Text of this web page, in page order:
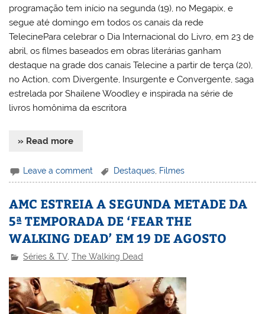
programação tem início na segunda (19), no Megapix, e
segue até domingo em todos os canais da rede
TelecinePara celebrar o Dia Internacional do Livro, em 23 de
abril, os filmes baseados em obras literárias ganham
destaque na grade dos canais Telecine a partir de terça (20),
no Action, com Divergente, Insurgente e Convergente, saga
estrelada por Shailene Woodley e inspirada na série de
livros homônima da escritora
» Read more
Leave a comment Destaques Filmes
AMC ESTREIA A SEGUNDA METADE DA
5ª TEMPORADA DE ‘FEAR THE
WALKING DEAD’ EM 19 DE AGOSTO
Séries & TV,The Walking Dead